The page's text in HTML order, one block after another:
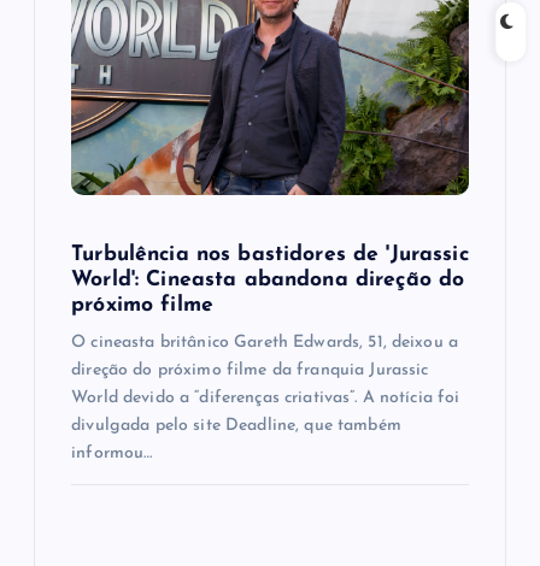
Turbulência nos bastidores de 'Jurassic
World': Cineasta abandona direção do
próximo filme
O cineasta britânico Gareth Edwards, 51, deixou a
direção do próximo filme da franquia Jurassic
World devido a “diferenças criativas”. A notícia foi
divulgada pelo site Deadline, que também
informou…